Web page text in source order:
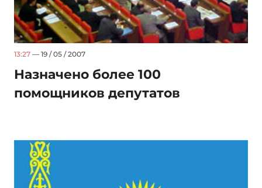
13:27 — 19 / 05 / 2007
Назначено более 100
помощников депутатов